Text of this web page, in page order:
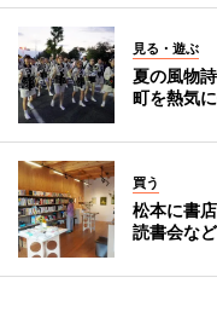
見る・遊ぶ
夏の風物
町を熱気
買う
松本に書
読書会な